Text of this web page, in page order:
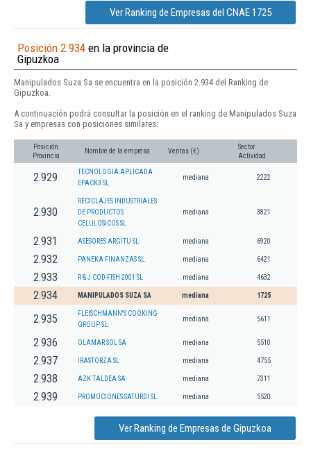
Ver Ranking de Empresas del CNAE 1725
Posición 2.934 en la provincia de
Gipuzkoa
Manipulados Suza Sa se encuentra en la posición 2.934 del Ranking de
Gipuzkoa.
A continuación podrá consultar la posición en el ranking de Manipulados Suza
Sa y empresas con posiciones similares:
Posición
Provincia
Nombre de la empresa Ventas (€)
Sector
Actividad
2.929
TECNOLOGIA APLICADA
EPACK3 SL.
mediana 2222
2.930
RECICLAJES INDUSTRIALES
DE PRODUCTOS
CELULOSICOS SL
mediana 3821
2.931 ASESORES ARGITU SL mediana 6920
2.932 PANEKA FINANZAS SL. mediana 6421
2.933 R & J COD-FISH 2001 SL mediana 4632
2.934 MANIPULADOS SUZA SA mediana 1725
2.935
FLEISCHMANN'S COOKING
GROUP SL.
mediana 5611
2.936 OLAMAR SOL SA mediana 5510
2.937 IRASTORZA SL mediana 4755
2.938 AZK TALDEA SA mediana 7311
2.939 PROMOCIONES SATURDI SL mediana 5520
Ver Ranking de Empresas de Gipuzkoa